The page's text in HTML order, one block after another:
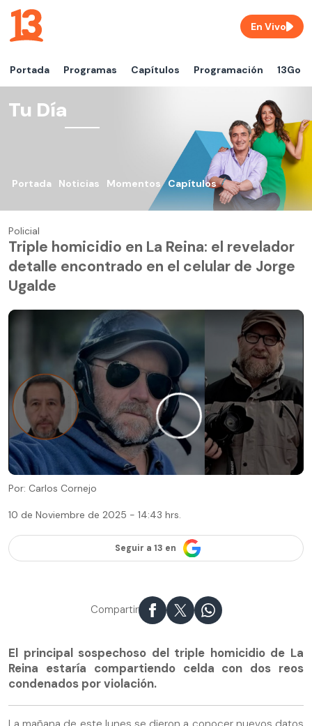
Portada Programas Capítulos Programación 13Go
En Vivo
Tu Día
Portada Noticias Momentos Capítulos
Policial
Triple homicidio en La Reina: el revelador
detalle encontrado en el celular de Jorge
Ugalde
Por: Carlos Cornejo
10 de Noviembre de 2025 - 14:43 hrs.
Seguir a 13 en
Compartir
El principal sospechoso del triple homicidio de La
Reina estaría compartiendo celda con dos reos
condenados por violación.